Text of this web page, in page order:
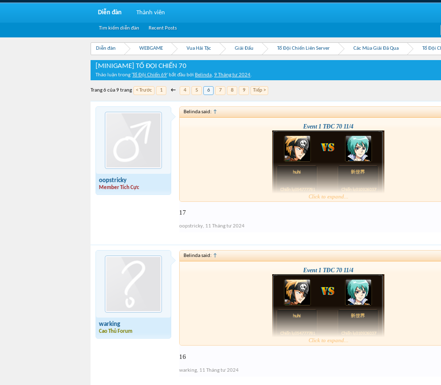
Diễn đàn WEBGAME Vua Hải Tặc Giải Đấu Tổ Đội Chiến Liên Server Các Mùa Giải Đã Qua Tổ Đội
[MINIGAME] TỔ ĐỘI CHIẾN 70
Thảo luận trong 'Tổ Đội Chiến 69' bắt đầu bởi Belinda, 9 Tháng tư 2024.
Trang 6 của 9 trang < Trước 1 ← 4 5 6 7 8 9 Tiếp >
oopstricky
Member Tích Cực
Belinda said: ↑
Event 1 TĐC 70 11/4
Click to expand...
17
oopstricky, 11 Tháng tư 2024
warking
Cao Thủ Forum
Belinda said: ↑
Event 1 TĐC 70 11/4
Click to expand...
16
warking, 11 Tháng tư 2024
Diễn đàn
Tìm kiếm diễn đàn Recent Posts
Thành viên